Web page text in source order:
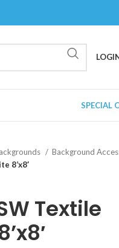
SPECIAL
Background
8’x8′
Textile